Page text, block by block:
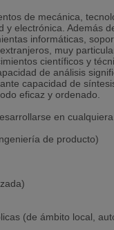
de mecánica,
electrónica. Además
informáticas,
muy
científicos y
de análisis
capacidad de
eficaz y ordenado.
en
de producto)
(de ámbito local,